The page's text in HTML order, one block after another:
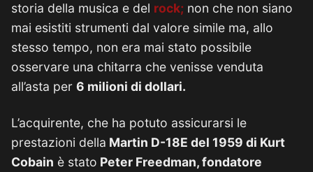
storia della musica e del rock; non che non siano
mai esistiti strumenti dal valore simile ma, allo
stesso tempo, non era mai stato possibile
osservare una chitarra che venisse venduta
all’asta per 6 milioni di dollari.
L’acquirente, che ha potuto assicurarsi le
prestazioni della Martin D-18E del 1959 di Kurt
Cobain è stato Peter Freedman, fondatore